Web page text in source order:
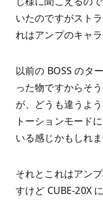
いたのですがスト
れはアンプのキャ
以前の BOSS のタ
った物ですからそ
が、どうも違うよ
トーションモード
いる感じかもしれま
それとこれはアン
すけど CUBE-20X